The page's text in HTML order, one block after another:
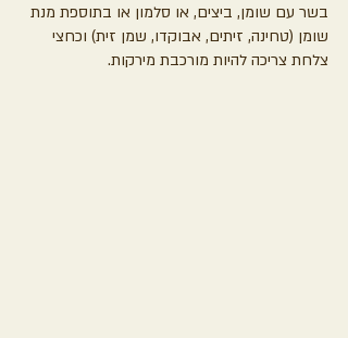
בשר עם שומן, ביצים, או סלמון או בתוספת מנת
שומן (טחינה, זיתים, אבוקדו, שמן זית) וכחצי
צלחת צריכה להיות מורכבת מירקות.